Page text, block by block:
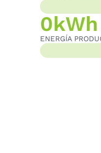
ENERGÍA
0kWh